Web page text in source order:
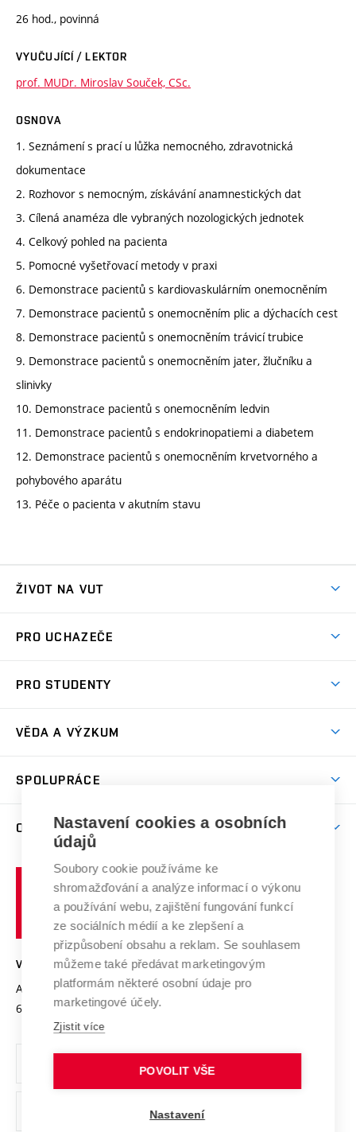
26 hod., povinná
VYUČUJÍCÍ / LEKTOR
prof. MUDr. Miroslav Souček, CSc.
OSNOVA
1. Seznámení s prací u lůžka nemocného, zdravotnická
dokumentace
2. Rozhovor s nemocným, získávání anamnestických dat
3. Cílená anaméza dle vybraných nozologických jednotek
4. Celkový pohled na pacienta
5. Pomocné vyšetřovací metody v praxi
6. Demonstrace pacientů s kardiovaskulárním onemocněním
7. Demonstrace pacientů s onemocněním plic a dýchacích cest
8. Demonstrace pacientů s onemocněním trávicí trubice
9. Demonstrace pacientů s onemocněním jater, žlučníku a
slinivky
10. Demonstrace pacientů s onemocněním ledvin
11. Demonstrace pacientů s endokrinopatiemi a diabetem
12. Demonstrace pacientů s onemocněním krvetvorného a
pohybového aparátu
13. Péče o pacienta v akutním stavu
ŽIVOT NA VUT
Koleje
Sport na VUT
Brno
PRO UCHAZEČE
Dny otevřených dveří
Celoživotní vzdělávání
E-přihláška
PRO STUDENTY
Harmonogram akademického roku
Závěrečné práce
Doktorské studium
Zpracování osobních údajů studentů
Sociální bezpečí
Studium bez bariér
Podpora podnikání
VĚDA A VÝZKUM
Mezinárodní vědecká rada
Systém zajišťování kvality výzkumu
Výzkumné infrastruktury
Transfer znalostí
Open Science
Projekty
Projekty ze strukturálních fondů
Specifický výzkum
SPOLUPRÁCE
Zahraniční spolupráce
Spolupráce se školami
Služby univerzity
Mezinárodní dohody
Univerzitní sítě
O UNIVERZITĚ
Profil univerzity
Udržitelná univerzita
Podnikavá univerzita / ContriBUTe
Bezpečná univerzita
Vyznamenání
Organizační struktura
Ochrana osobních údajů
odkaz)
učení
technické
VYSOKÉ UČENÍ TECHNICKÉ V BRNĚ
Antonínská 548/1
602 00 Brno
www.vut.cz
vut@vutbr.cz
Nastavení cookies a osobních
údajů
Soubory cookie používáme ke
shromažďování a analýze informací o výkonu
a používání webu, zajištění fungování funkcí
ze sociálních médií a ke zlepšení a
přizpůsobení obsahu a reklam. Se souhlasem
můžeme také předávat marketingovým
platformám některé osobní údaje pro
marketingové účely.
Zjistit více
POVOLIT VŠE
Nastavení